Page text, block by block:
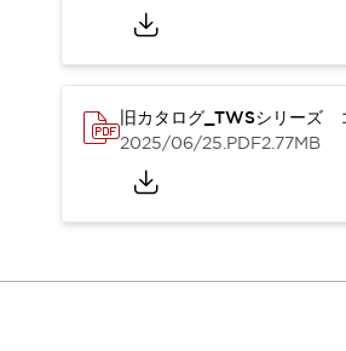
一覧を表示する
安全、そしてその先へ
IDECの安全コンセプト
IDECの協調安全/Safety2.0
基礎からわかる安全機器講座
安全セミナー/安全コンサルティング
IIoT対応デバイスRFID認証
旧カタログ_TWSシリーズ
2025/06/25.PDF2.77MB